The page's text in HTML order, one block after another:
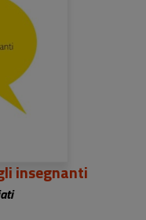
insegnanti